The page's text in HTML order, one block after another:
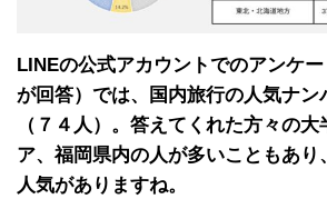
LINEの公式アカウントでのアンケ
が回答）では、国内旅行の人気ナン
（７４人）。答えてくれた方々の
ア、福岡県内の人が多いこともあり
人気がありますね。